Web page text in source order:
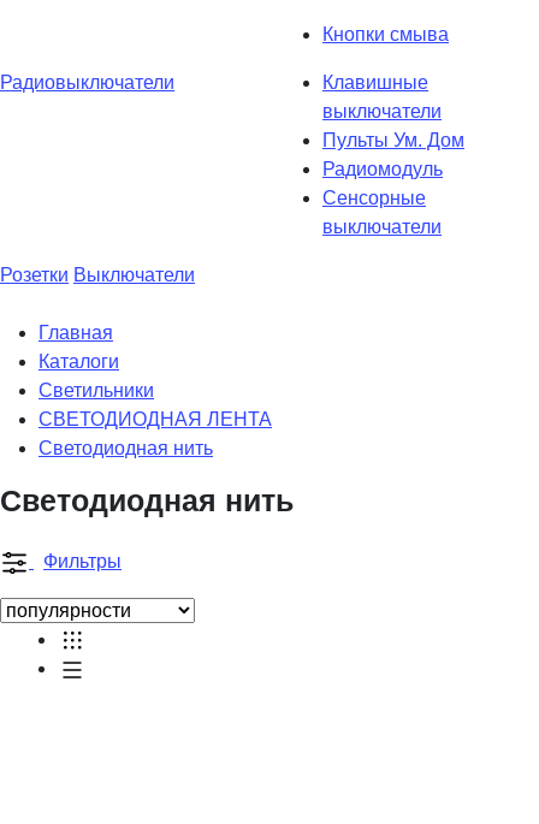
Кнопки смыва
Радиовыключатели
Клавишные
выключатели
Пульты Ум. Дом
Радиомодуль
Сенсорные
выключатели
Розетки Выключатели
Главная
Каталоги
Светильники
СВЕТОДИОДНАЯ ЛЕНТА
Светодиодная нить
Светодиодная нить
Фильтры